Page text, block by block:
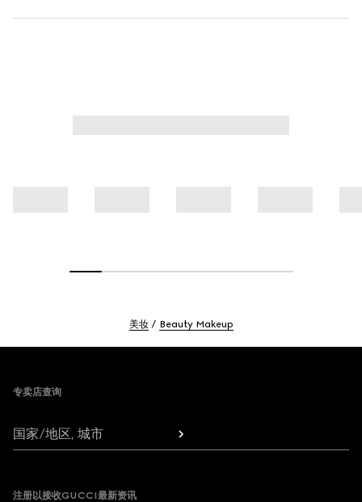
美妆 Beauty Makeup
专卖店查询
国家/地区, 城市
注册以接收GUCCI最新资讯